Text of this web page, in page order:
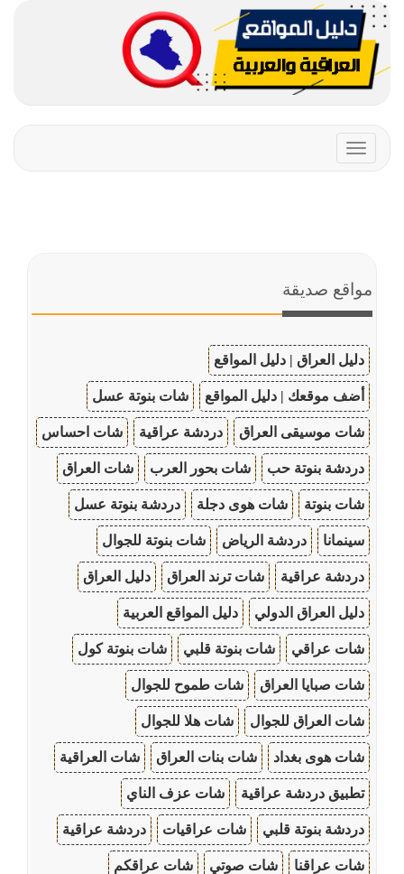
Toggle
navigation
مواقع صديقة
دليل العراق | دليل المواقع
أضف موقعك | دليل المواقع شات بنوتة عسل
شات موسيقى العراق دردشة عراقية شات احساس
دردشة بنوتة حب شات بحور العرب شات العراق
شات بنوتة شات هوى دجلة دردشة بنوتة عسل
سينمانا دردشة الرياض شات بنوتة للجوال
دردشة عراقية شات ترند العراق دليل العراق
دليل العراق الدولي دليل المواقع العربية
شات عراقي شات بنوتة قلبي شات بنوتة كول
شات صبايا العراق شات طموح للجوال
شات العراق للجوال شات هلا للجوال
شات هوى بغداد شات بنات العراق شات العراقية
تطبيق دردشة عراقية شات عزف الناي
دردشة بنوتة قلبي شات عراقيات دردشة عراقية
شات عراقنا شات صوتي شات عراقكم